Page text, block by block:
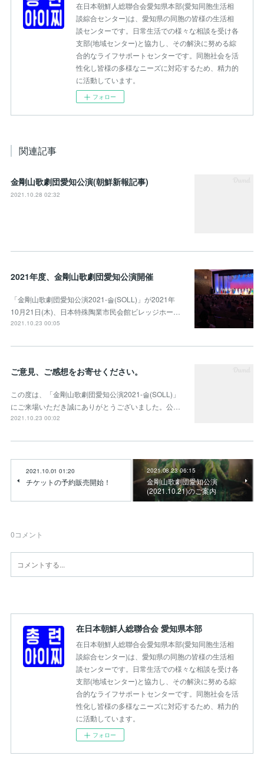
在日本朝鮮人総聯合会愛知県本部(愛知同胞生活相
談綜合センター)は、愛知県の同胞の皆様の生活相
談センターです。日常生活での様々な相談を受け各
支部(地域センター)と協力し、その解決に努める綜
合的なライフサポートセンターです。同胞社会を活
性化し皆様の多様なニーズに対応するため、精力的
に活動しています。
フォロー
関連記事
金剛山歌劇団愛知公演(朝鮮新報記事)
2021.10.28 02:32
2021年度、金剛山歌劇団愛知公演開催
「金剛山歌劇団愛知公演2021-솔(SOLL)」が2021年
10月21日(木)、日本特殊陶業市民会館ビレッジホー…
2021.10.23 00:05
ご意見、ご感想をお寄せください。
この度は、「金剛山歌劇団愛知公演2021-솔(SOLL)」
にご来場いただき誠にありがとうございました。公…
2021.10.23 00:02
2021.10.01 01:20
チケットの予約販売開始！
2021.08.23 06:15
金剛山歌劇団愛知公演
(2021.10.21)のご案内
0コメント
在日本朝鮮人総聯合会 愛知県本部
在日本朝鮮人総聯合会愛知県本部(愛知同胞生活相
談綜合センター)は、愛知県の同胞の皆様の生活相
談センターです。日常生活での様々な相談を受け各
支部(地域センター)と協力し、その解決に努める綜
合的なライフサポートセンターです。同胞社会を活
性化し皆様の多様なニーズに対応するため、精力的
に活動しています。
フォロー